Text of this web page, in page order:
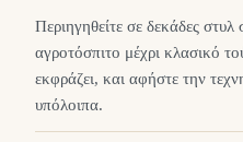
Περιηγηθείτε σε δεκάδες
αγροτόσπιτο μέχρι κλασικό
εκφράζει, και αφήστε την
υπόλοιπα.